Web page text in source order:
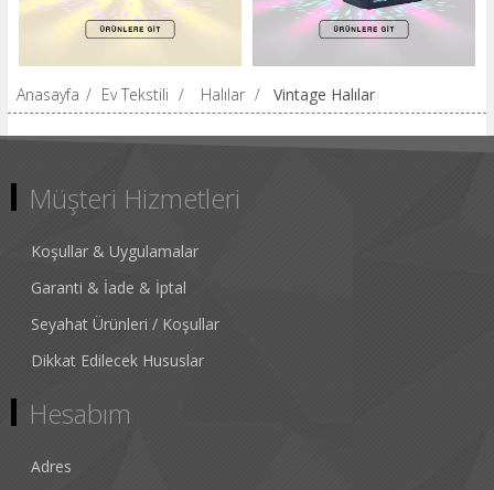
Anasayfa / Ev Tekstili / Halılar / Vintage Halılar
Müşteri Hizmetleri
Koşullar & Uygulamalar
Garanti & İade & İptal
Seyahat Ürünleri / Koşullar
Dikkat Edilecek Hususlar
Hesabım
Adres